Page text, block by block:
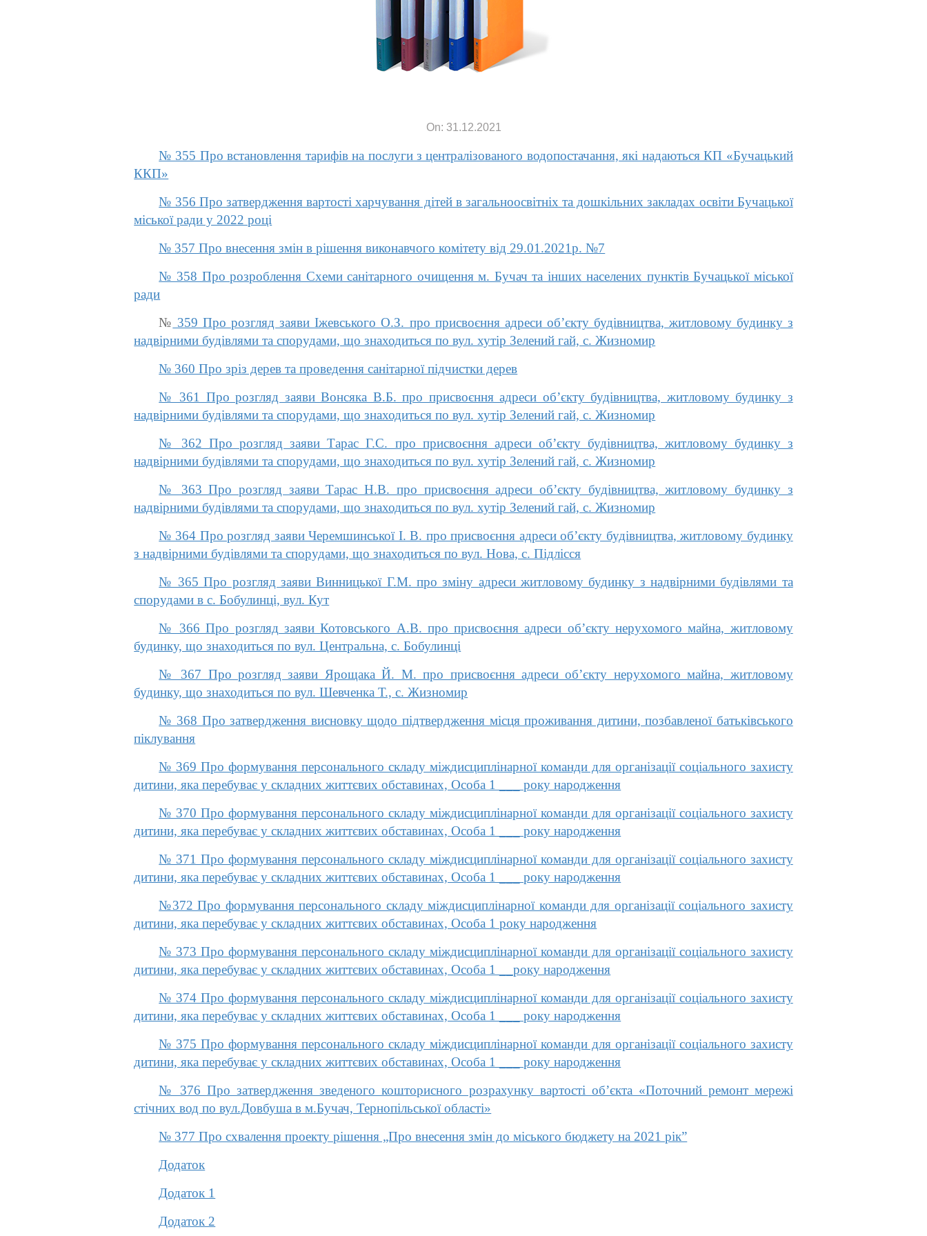
On: 31.12.2021
№ 355 Про встановлення тарифів на послуги з централізованого водопостачання, які надаються КП «Бучацький
ККП»
№ 356 Про затвердження вартості харчування дітей в загальноосвітніх та дошкільних закладах освіти Бучацької
міської ради у 2022 році
№ 357 Про внесення змін в рішення виконавчого комітету від 29.01.2021р. №7
№ 358 Про розроблення Схеми санітарного очищення м. Бучач та інших населених пунктів Бучацької міської
ради
№ 359 Про розгляд заяви Іжевського О.З. про присвоєння адреси об’єкту будівництва, житловому будинку з
надвірними будівлями та спорудами, що знаходиться по вул. хутір Зелений гай, с. Жизномир
№ 360 Про зріз дерев та проведення санітарної підчистки дерев
№ 361 Про розгляд заяви Вонсяка В.Б. про присвоєння адреси об’єкту будівництва, житловому будинку з
надвірними будівлями та спорудами, що знаходиться по вул. хутір Зелений гай, с. Жизномир
№ 362 Про розгляд заяви Тарас Г.С. про присвоєння адреси об’єкту будівництва, житловому будинку з
надвірними будівлями та спорудами, що знаходиться по вул. хутір Зелений гай, с. Жизномир
№ 363 Про розгляд заяви Тарас Н.В. про присвоєння адреси об’єкту будівництва, житловому будинку з
надвірними будівлями та спорудами, що знаходиться по вул. хутір Зелений гай, с. Жизномир
№ 364 Про розгляд заяви Черемшинської І. В. про присвоєння адреси об’єкту будівництва, житловому будинку
з надвірними будівлями та спорудами, що знаходиться по вул. Нова, с. Підлісся
№ 365 Про розгляд заяви Винницької Г.М. про зміну адреси житловому будинку з надвірними будівлями та
спорудами в с. Бобулинці, вул. Кут
№ 366 Про розгляд заяви Котовського А.В. про присвоєння адреси об’єкту нерухомого майна, житловому
будинку, що знаходиться по вул. Центральна, с. Бобулинці
№ 367 Про розгляд заяви Ярощака Й. М. про присвоєння адреси об’єкту нерухомого майна, житловому
будинку, що знаходиться по вул. Шевченка Т., с. Жизномир
№ 368 Про затвердження висновку щодо підтвердження місця проживання дитини, позбавленої батьківського
піклування
№ 369 Про формування персонального складу міждисциплінарної команди для організації соціального захисту
дитини, яка перебуває у складних життєвих обставинах, Особа 1 ___ року народження
№ 370 Про формування персонального складу міждисциплінарної команди для організації соціального захисту
дитини, яка перебуває у складних життєвих обставинах, Особа 1 ___ року народження
№ 371 Про формування персонального складу міждисциплінарної команди для організації соціального захисту
дитини, яка перебуває у складних життєвих обставинах, Особа 1 ___ року народження
№372 Про формування персонального складу міждисциплінарної команди для організації соціального захисту
дитини, яка перебуває у складних життєвих обставинах, Особа 1 року народження
№ 373 Про формування персонального складу міждисциплінарної команди для організації соціального захисту
дитини, яка перебуває у складних життєвих обставинах, Особа 1 __року народження
№ 374 Про формування персонального складу міждисциплінарної команди для організації соціального захисту
дитини, яка перебуває у складних життєвих обставинах, Особа 1 ___ року народження
№ 375 Про формування персонального складу міждисциплінарної команди для організації соціального захисту
дитини, яка перебуває у складних життєвих обставинах, Особа 1 ___ року народження
№ 376 Про затвердження зведеного кошторисного розрахунку вартості об’єкта «Поточний ремонт мережі
стічних вод по вул.Довбуша в м.Бучач, Тернопільської області»
№ 377 Про схвалення проекту рішення „Про внесення змін до міського бюджету на 2021 рік”
Додаток
Додаток 1
Додаток 2